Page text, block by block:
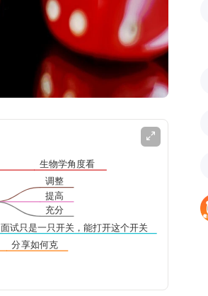
分享如何克
面试只是一只开关，能打开这个开关
的是你的能力和一点运气
充分
准备
提高
能力
调整
期待
生物学角度看
紧张是本能
